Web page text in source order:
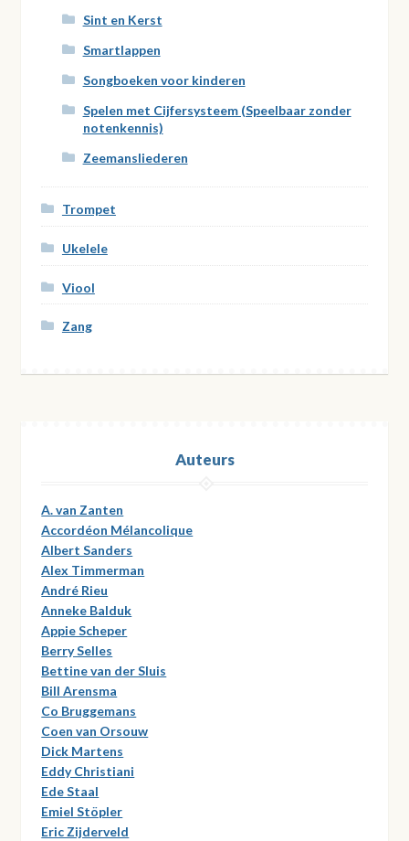
Sint en Kerst
Smartlappen
Songboeken voor kinderen
Spelen met Cijfersysteem (Speelbaar zonder
notenkennis)
Zeemansliederen
Trompet
Ukelele
Viool
Zang
Auteurs
A. van Zanten
Accordéon Mélancolique
Albert Sanders
Alex Timmerman
André Rieu
Anneke Balduk
Appie Scheper
Berry Selles
Bettine van der Sluis
Bill Arensma
Co Bruggemans
Coen van Orsouw
Dick Martens
Eddy Christiani
Ede Staal
Emiel Stöpler
Eric Zijderveld